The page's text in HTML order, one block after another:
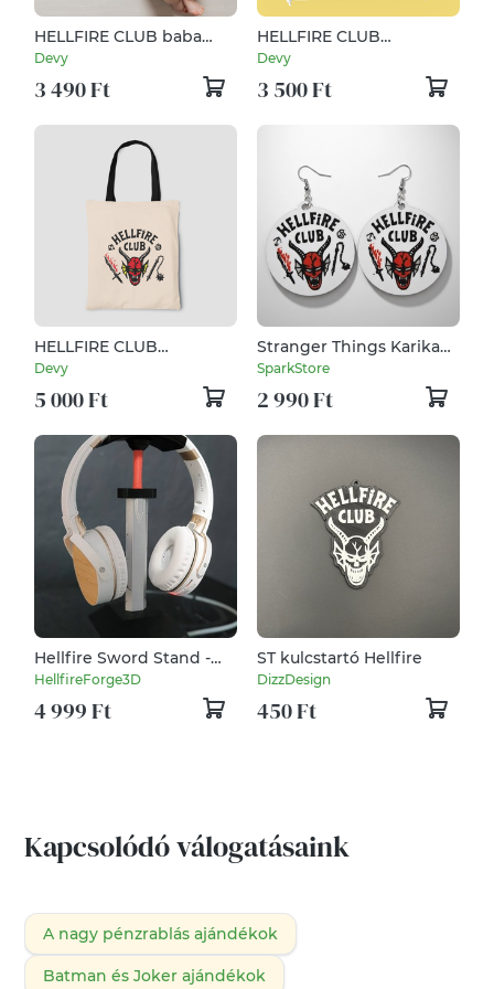
HELLFIRE CLUB baba
body
Devy
3 490 Ft
HELLFIRE CLUB
tornazsák
Devy
3 500 Ft
HELLFIRE CLUB
vászontáska
Devy
5 000 Ft
Stranger Things Karika
Fülbevaló Hellfire Club
Netflix Sorozatból Egyedi
Tervezésű
SparkStore
2 990 Ft
Hellfire Sword Stand -
kard formájú 3D
nyomtatott headset
tartó
HellfireForge3D
4 999 Ft
ST kulcstartó Hellfire
DizzDesign
450 Ft
Kapcsolódó válogatásaink
A nagy pénzrablás ajándékok
Batman és Joker ajándékok